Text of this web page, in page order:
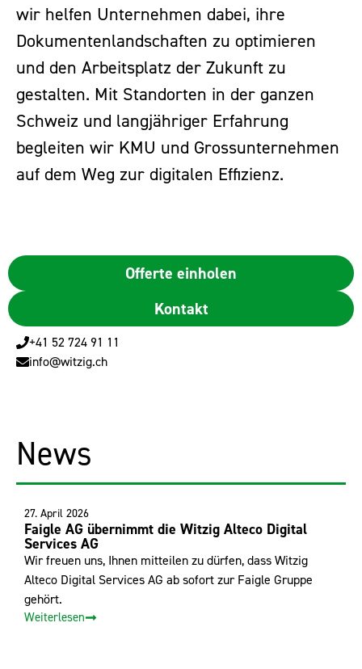
wir helfen Unternehmen dabei, ihre
Dokumentenlandschaften zu optimieren
und den Arbeitsplatz der Zukunft zu
gestalten. Mit Standorten in der ganzen
Schweiz und langjähriger Erfahrung
begleiten wir KMU und Grossunternehmen
auf dem Weg zur digitalen Effizienz.
Offerte einholen
Kontakt
+41 52 724 91 11
info@witzig.ch
News
27. April 2026
Faigle AG übernimmt die Witzig Alteco Digital
Services AG
Wir freuen uns, Ihnen mitteilen zu dürfen, dass Witzig
Alteco Digital Services AG ab sofort zur Faigle Gruppe
gehört.
Weiterlesen